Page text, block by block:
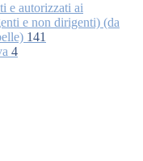
e autorizzati ai
e non dirigenti) (da
141
4